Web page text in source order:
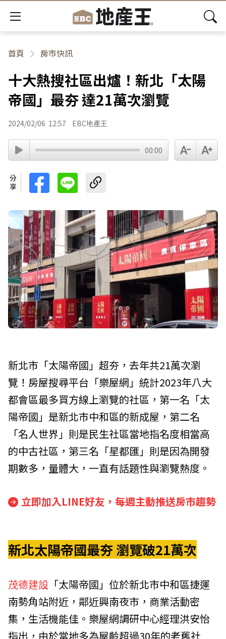
首頁 房市快訊
十大熱搜社區出爐！新北「太陽
帝國」最夯 達21萬次瀏覽
2024/02/06 12:57 EBC地產王
00:00
分享
新北市「太陽帝國」超夯，去年共21萬次瀏
覽！房屋搜尋平台「樂屋網」統計2023年八大
都會區最多買方線上瀏覽的社區，第一名「太
陽帝國」是新北市中和區的新成屋，第二名
「名人世界」則是民生社區當地指名度相當高
的中古社區，第三名「星都匯」則是因為開發
期數多，量體大，一直有話題性與瀏覽熱度。
立即加入LINE好友，每週主動推送房市趨勢
新北太陽帝國最夯 瀏覽破21萬次
茂德建設 「太陽帝國」位於新北市中和區捷運
南勢角站附近，鄰近興南夜市，商業活動密
集，生活機能佳。樂屋網調研中心經理洪安怡
指出，由於當地多為屋齡超過30年的老舊社